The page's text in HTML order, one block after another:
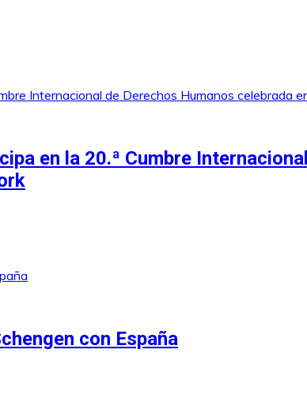
en la 20.ª Cumbre
con España